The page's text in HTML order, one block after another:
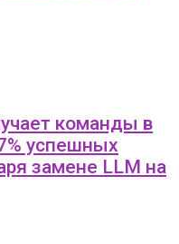
команды в
успешных
замене LLM на